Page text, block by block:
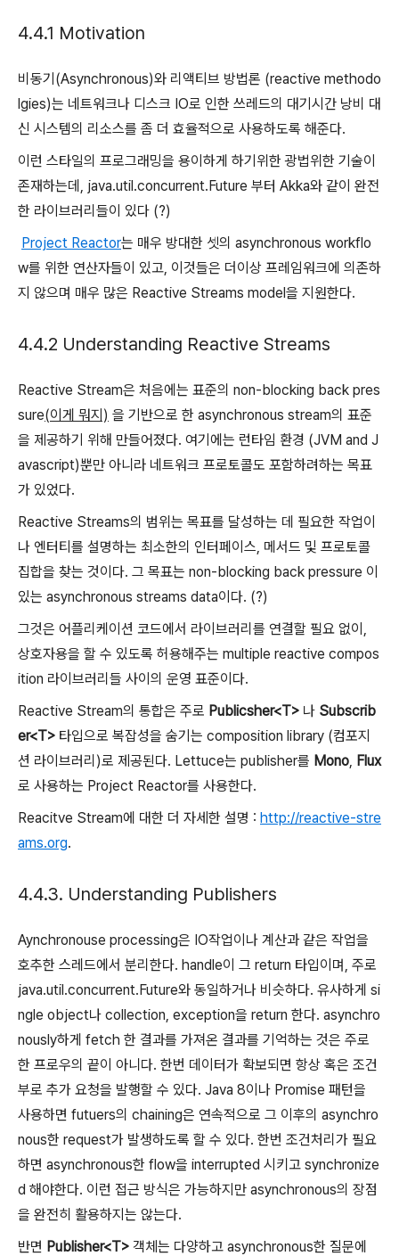
4.4.1 Motivation
비동기(Asynchronous)와 리액티브 방법론 (reactive methodo
lgies)는 네트워크나 디스크 IO로 인한 쓰레드의 대기시간 낭비 대
신 시스템의 리소스를 좀 더 효율적으로 사용하도록 해준다.
이런 스타일의 프로그래밍을 용이하게 하기위한 광법위한 기술이
존재하는데, java.util.concurrent.Future 부터 Akka와 같이 완전
한 라이브러리들이 있다 (?)
Project Reactor는 매우 방대한 셋의 asynchronous workflo
w를 위한 연산자들이 있고, 이것들은 더이상 프레임워크에 의존하
지 않으며 매우 많은 Reactive Streams model을 지원한다.
4.4.2 Understanding Reactive Streams
Reactive Stream은 처음에는 표준의 non-blocking back pres
sure(이게 뭐지) 을 기반으로 한 asynchronous stream의 표준
을 제공하기 위해 만들어졌다. 여기에는 런타임 환경 (JVM and J
avascript)뿐만 아니라 네트워크 프로토콜도 포함하려하는 목표
가 있었다.
Reactive Streams의 범위는 목표를 달성하는 데 필요한 작업이
나 엔터티를 설명하는 최소한의 인터페이스, 메서드 및 프로토콜
집합을 찾는 것이다. 그 목표는 non-blocking back pressure 이
있는 asynchronous streams data이다. (?)
그것은 어플리케이션 코드에서 라이브러리를 연결할 필요 없이,
상호자용을 할 수 있도록 허용해주는 multiple reactive compos
ition 라이브러리들 사이의 운영 표준이다.
Reactive Stream의 통합은 주로 Publicsher<T> 나 Subscrib
er<T> 타입으로 복잡성을 숨기는 composition library (컴포지
션 라이브러리)로 제공된다. Lettuce는 publisher를 Mono, Flux
로 사용하는 Project Reactor를 사용한다.
Reacitve Stream에 대한 더 자세한 설명 : http://reactive-stre
ams.org.
4.4.3. Understanding Publishers
Aynchronouse processing은 IO작업이나 계산과 같은 작업을
호추한 스레드에서 분리한다. handle이 그 return 타입이며, 주로
java.util.concurrent.Future와 동일하거나 비슷하다. 유사하게 si
ngle object나 collection, exception을 return 한다. asynchro
nously하게 fetch 한 결과를 가져온 결과를 기억하는 것은 주로
한 프로우의 끝이 아니다. 한번 데이터가 확보되면 항상 혹은 조건
부로 추가 요청을 발행할 수 있다. Java 8이나 Promise 패턴을
사용하면 futuers의 chaining은 연속적으로 그 이후의 asynchro
nous한 request가 발생하도록 할 수 있다. 한번 조건처리가 필요
하면 asynchronous한 flow을 interrupted 시키고 synchronize
d 해야한다. 이런 접근 방식은 가능하지만 asynchronous의 장점
을 완전히 활용하지는 않는다.
반면 Publisher<T> 객체는 다양하고 asynchronous한 질문에